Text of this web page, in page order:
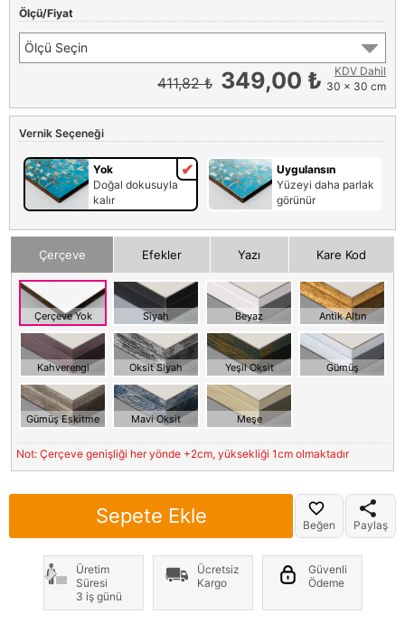
Ölçü/Fiyat
Ölçü Seçin
411,82 ₺ 349,00 ₺
KDV Dahil
30 x 30 cm
Vernik Seçeneği
Yok
Doğal dokusuyla
kalır
Uygulansın
Yüzeyi daha parlak
görünür
Çerçeve Efekler Yazı Kare Kod
Çerçeve Yok Siyah Beyaz Antik Altın
Kahverengi Oksit Siyah Yeşil Oksit Gümüş
Gümüş Eskitme Mavi Oksit Meşe
Not: Çerçeve genişliği her yönde +2cm, yüksekliği 1cm olmaktadır
Sepete Ekle Beğen Paylaş
Üretim
Süresi
3 iş günü
Ücretsiz
Kargo
Güvenli
Ödeme